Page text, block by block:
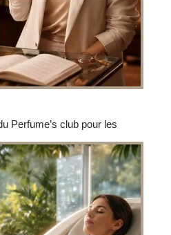
Perfume’s club pour les